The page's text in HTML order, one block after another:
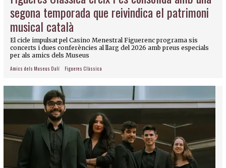
segona temporada que reivindica el patrimoni
musical català
El cicle impulsat pel Casino Menestral Figuerenc programa sis
concerts i dues conferències al llarg del 2026 amb preus especials
per als amics dels Museus
Amics dels Museus Dalí Figueres Clàssica